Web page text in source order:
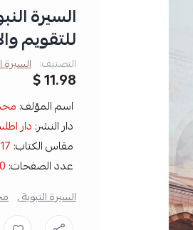
السيرة
للتقويم
التصنيف: السيرة
11.98 $
اسم المؤلف:
دار النشر: دار
مقاس الكتاب: 17*24
عدد الصفحات:
السيرة النبوية ,